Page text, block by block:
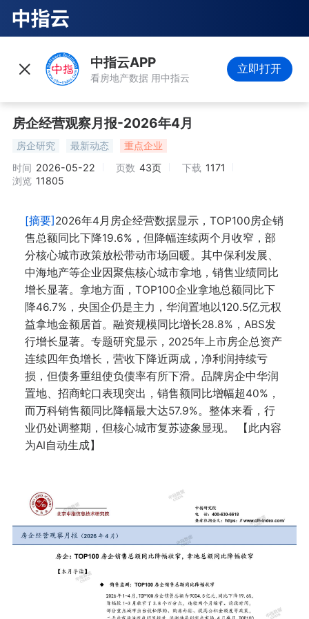
中指云APP
看房地产数据 用中指云
立即打开
房企经营观察月报-2026年4月
房企研究 最新动态
重点企业
时间 2026-05-22 页数 43页 下载 1171
浏览 11805
[摘要]2026年4月房企经营数据显示，TOP100房企销
售总额同比下降19.6%，但降幅连续两个月收窄，部
分核心城市政策放松带动市场回暖。其中保利发展、
中海地产等企业因聚焦核心城市拿地，销售业绩同比
增长显著。拿地方面，TOP100企业拿地总额同比下
降46.7%，央国企仍是主力，华润置地以120.5亿元权
益拿地金额居首。融资规模同比增长28.8%，ABS发
行增长显著。专题研究显示，2025年上市房企总资产
连续四年负增长，营收下降近两成，净利润持续亏
损，但债务重组使负债率有所下滑。品牌房企中华润
置地、招商蛇口表现突出，销售额同比增幅超40%，
而万科销售额同比降幅最大达57.9%。整体来看，行
业仍处调整期，但核心城市复苏迹象显现。 【此内容
为AI自动生成】